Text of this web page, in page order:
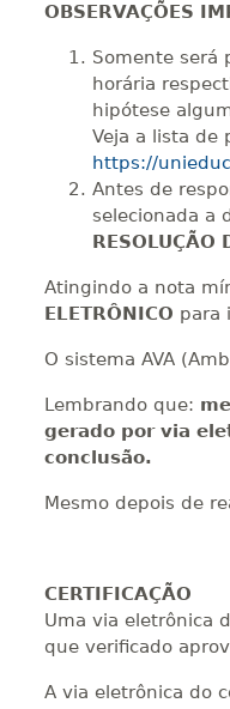
dias
OBSERVAÇÕES
Somente será
horária
hipótese
Veja a lista de
https://
Antes de
selecionada a
RESOLUÇÃO
Atingindo a nota
ELETRÔNICO para
O sistema AVA
Lembrando que:
gerado por via
conclusão.
Mesmo depois de
CERTIFICAÇÃO
Uma via eletrônica
que verificado
A via eletrônica do